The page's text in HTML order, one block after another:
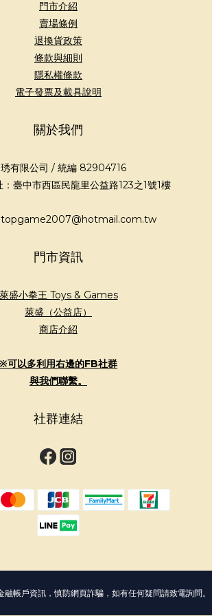
門市介紹
賣場條例
退換貨政策
條款與細則
隱私權條款
電子發票及載具說明
關於我們
有限公司 / 統編 82904716
臺中市西區民龍里公益路123之1號1樓
topgame2007@hotmail.com.tw
門市資訊
萊盛小拳王 Toys & Games
萊盛（公益店）
商店介紹
※可以多利用右邊的FB社群
與我們聯繫。
社群連結
帳戶資訊，慎防網頁詐騙，如有任何疑問請致電詢問。